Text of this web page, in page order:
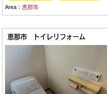
Area：恵那市
恵那市 トイレリフォーム